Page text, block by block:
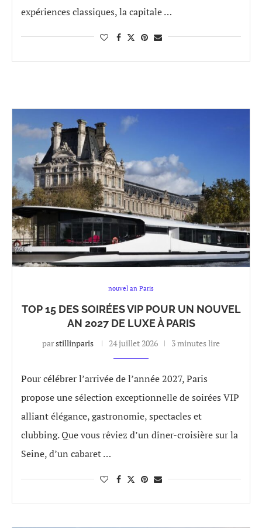
expériences classiques, la capitale …
nouvel an Paris
TOP 15 DES SOIRÉES VIP POUR UN NOUVEL
AN 2027 DE LUXE À PARIS
parstillinparis 24 juillet 2026 3 minutes lire
Pour célébrer l’arrivée de l’année 2027, Paris
propose une sélection exceptionnelle de soirées VIP
alliant élégance, gastronomie, spectacles et
clubbing. Que vous rêviez d’un dîner-croisière sur la
Seine, d’un cabaret …